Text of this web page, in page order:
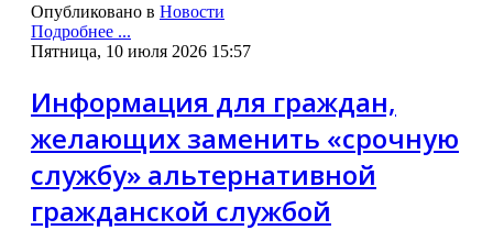
Опубликовано в Новости
Подробнее ...
Пятница, 10 июля 2026 15:57
Информация для граждан,
желающих заменить «срочную
службу» альтернативной
гражданской службой